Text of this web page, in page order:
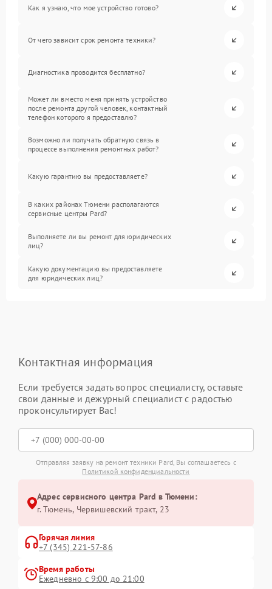
Как я узнаю, что мое устройство готово?
От чего зависит срок ремонта техники?
Диагностика проводится бесплатно?
Может ли вместо меня принять устройство
после ремонта другой человек, контактный
телефон которого я предоставлю?
Возможно ли получать обратную связь в
процессе выполнения ремонтных работ?
Какую гарантию вы предоставляете?
В каких районах Тюмени располагаются
сервисные центры Pard?
Выполняете ли вы ремонт для юридических
лиц?
Какую документацию вы предоставляете
для юридических лиц?
Контактная информация
Если требуется задать вопрос специалисту, оставьте
свои данные и дежурный специалист с радостью
проконсультирует Вас!
Отправляя заявку на ремонт техники Pard, Вы соглашаетесь с
Политикой конфиденциальности
Адрес сервисного центра Pard в Тюмени:
г. Тюмень, ​Червишевский тракт, 23
Горячая линия
+7 (345) 221-57-86
Время работы
Ежедневно с 9:00 до 21:00